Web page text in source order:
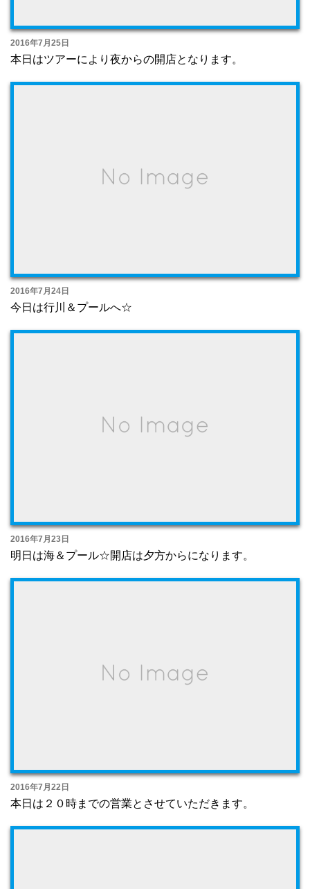
2016年7月25日
本日はツアーにより夜からの開店となります。
2016年7月24日
今日は行川＆プールへ☆
2016年7月23日
明日は海＆プール☆開店は夕方からになります。
2016年7月22日
本日は２０時までの営業とさせていただきます。